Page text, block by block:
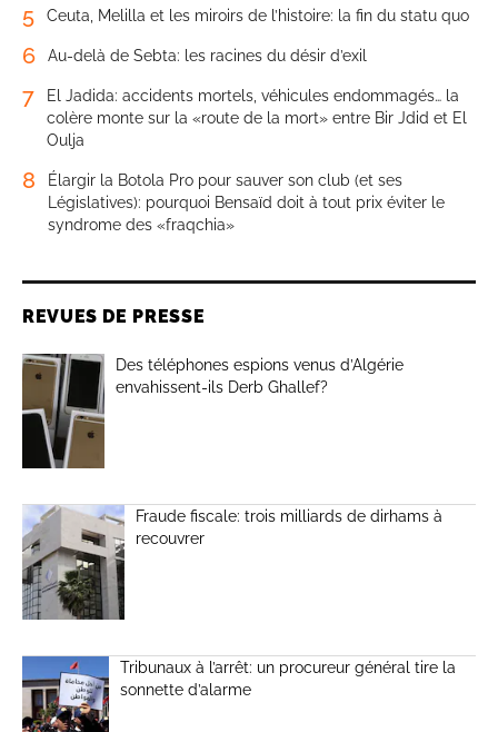
5 Ceuta, Melilla et les miroirs de l’histoire: la fin du statu quo
6 Au-delà de Sebta: les racines du désir d’exil
7
El Jadida: accidents mortels, véhicules endommagés… la
colère monte sur la «route de la mort» entre Bir Jdid et El
Oulja
8
Élargir la Botola Pro pour sauver son club (et ses
Législatives): pourquoi Bensaïd doit à tout prix éviter le
syndrome des «fraqchia»
REVUES DE PRESSE
Des téléphones espions venus d’Algérie
envahissent-ils Derb Ghallef?
Fraude fiscale: trois milliards de dirhams à
recouvrer
Tribunaux à l’arrêt: un procureur général tire la
sonnette d’alarme